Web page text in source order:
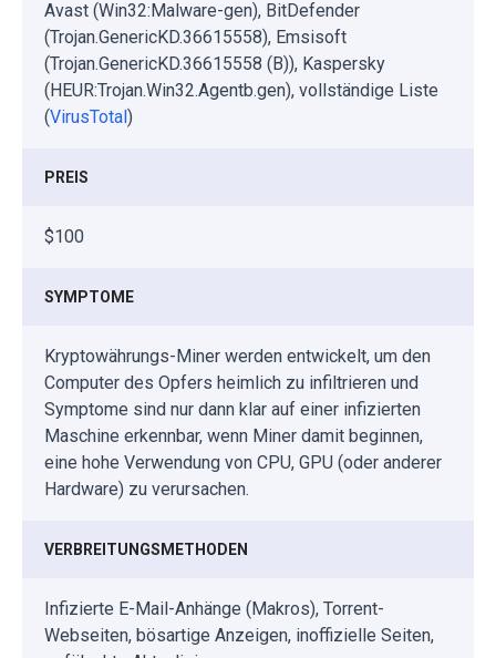
Avast (Win32:Malware-gen), BitDefender
(Trojan.GenericKD.36615558), Emsisoft
(Trojan.GenericKD.36615558 (B)), Kaspersky
(HEUR:Trojan.Win32.Agentb.gen), vollständige Liste
(VirusTotal )
PREIS
$100
SYMPTOME
Kryptowährungs-Miner werden entwickelt, um den
Computer des Opfers heimlich zu infiltrieren und
Symptome sind nur dann klar auf einer infizierten
Maschine erkennbar, wenn Miner damit beginnen,
eine hohe Verwendung von CPU, GPU (oder anderer
Hardware) zu verursachen.
VERBREITUNGSMETHODEN
Infizierte E-Mail-Anhänge (Makros), Torrent-
Webseiten, bösartige Anzeigen, inoffizielle Seiten,